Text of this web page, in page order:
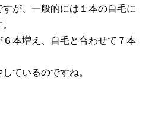
が、一般的には１本の自毛に
６本増え、自毛と合わせて７本
ているのですね。